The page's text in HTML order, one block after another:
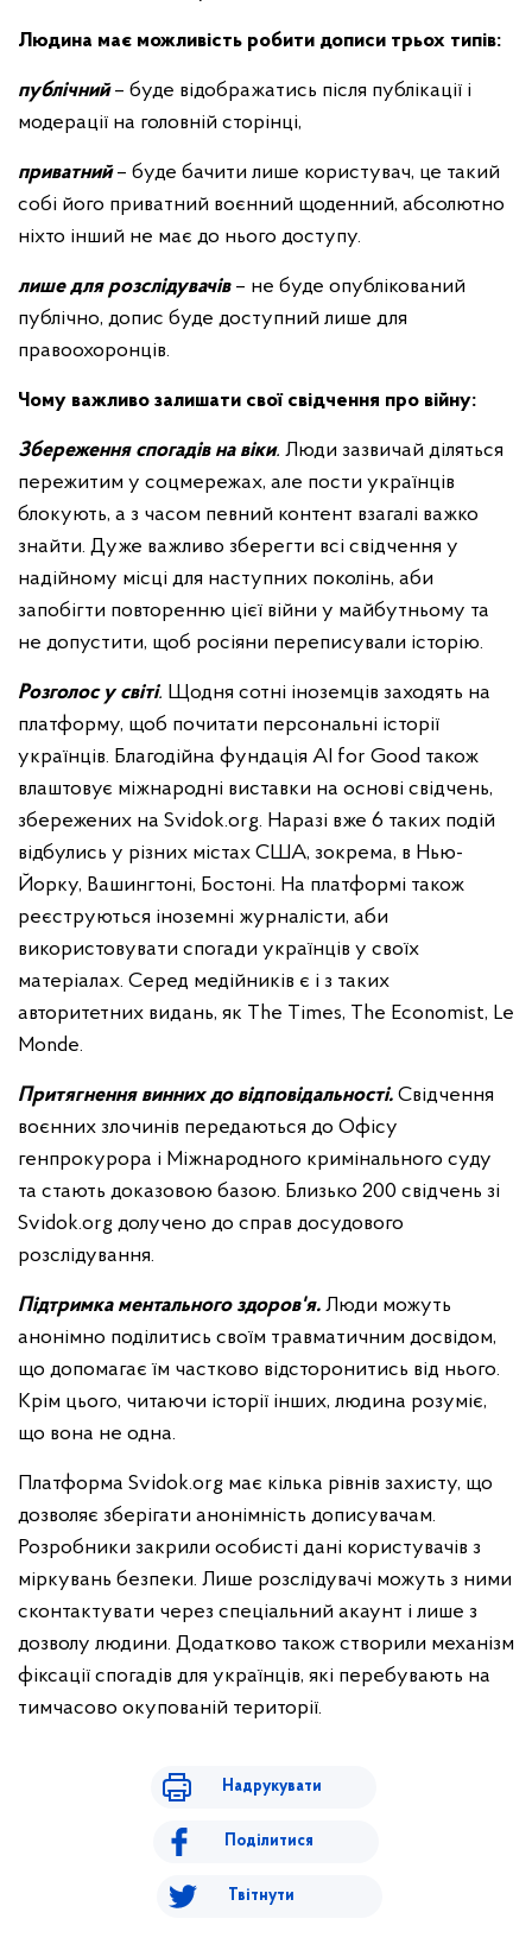
Людина має можливість робити дописи трьох типів:
публічний– буде відображатись після публікації і
модерації на головній сторінці,
приватний– буде бачити лише користувач, це такий
собі його приватний воєнний щоденний, абсолютно
ніхто інший не має до нього доступу.
лише для розслідувачів– не буде опублікований
публічно, допис буде доступний лише для
правоохоронців.
Чому важливо залишати свої свідчення про війну:
Збереження спогадів на віки. Люди зазвичай діляться
пережитим у соцмережах, але пости українців
блокують, а з часом певний контент взагалі важко
знайти. Дуже важливо зберегти всі свідчення у
надійному місці для наступних поколінь, аби
запобігти повторенню цієї війни у майбутньому та
не допустити, щоб росіяни переписували історію.
Розголос у світі. Щодня сотні іноземців заходять на
платформу, щоб почитати персональні історії
українців. Благодійна фундація AI for Good також
влаштовує міжнародні виставки на основі свідчень,
збережених на Svidok.org. Наразі вже 6 таких подій
відбулись у різних містах США, зокрема, в Нью-
Йорку, Вашингтоні, Бостоні. На платформі також
реєструються іноземні журналісти, аби
використовувати спогади українців у своїх
матеріалах. Серед медійників є і з таких
авторитетних видань, як The Times, The Economist, Le
Monde.
Притягнення винних до відповідальності. Свідчення
воєнних злочинів передаються до Офісу
генпрокурора і Міжнародного кримінального суду
та стають доказовою базою. Близько 200 свідчень зі
Svidok.org долучено до справ досудового
розслідування.
Підтримка ментального здоров'я. Люди можуть
анонімно поділитись своїм травматичним досвідом,
що допомагає їм частково відсторонитись від нього.
Крім цього, читаючи історії інших, людина розуміє,
що вона не одна.
Платформа Svidok.org має кілька рівнів захисту, що
дозволяє зберігати анонімність дописувачам.
Розробники закрили особисті дані користувачів з
міркувань безпеки. Лише розслідувачі можуть з ними
сконтактувати через спеціальний акаунт і лише з
дозволу людини. Додатково також створили механізм
фіксації спогадів для українців, які перебувають на
тимчасово окупованій території.
Надрукувати
Поділитися
Твітнути